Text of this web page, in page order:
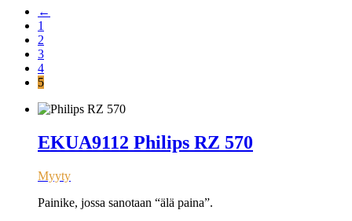
←
1
2
3
4
5
EKUA9112 Philips RZ 570
Myyty
Painike, jossa sanotaan “älä paina”.